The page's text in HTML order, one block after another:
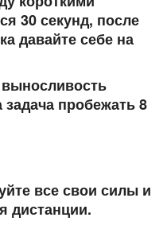
30 секунд, после
давайте себе на
пробежать 8
все свои силы и
дистанции.